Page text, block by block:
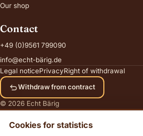
Our shop
Contact
+49 (0)9561 799090
info@echt-bärig.de
Legal noticePrivacyRight of withdrawal
Withdraw from contract
© 2026 Echt Bärig
Cookies for statistics